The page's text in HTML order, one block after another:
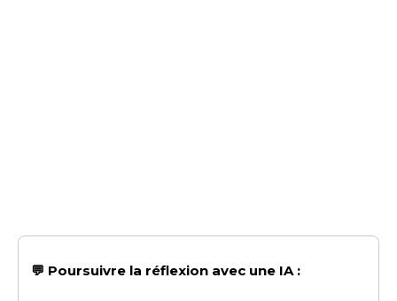
💬 Poursuivre la réflexion avec une IA :